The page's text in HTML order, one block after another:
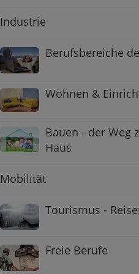
Industrie
Berufsbereiche
Wohnen &
Bauen - der Weg
Haus
Mobilität
Tourismus -
Freie Berufe